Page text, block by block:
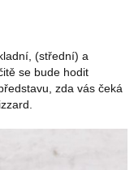
(střední) a
se bude hodit
zda vás čeká